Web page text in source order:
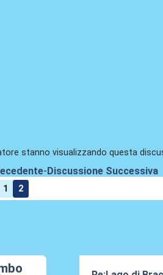
stanno visualizzando questa
- Discussione Successiva
1 2